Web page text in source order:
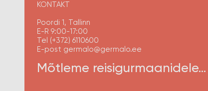
KONTAKT
Poordi 1, Tallinn
E-R 9:00-17:00
Tel (+372) 6110600
E-post germalo@germalo.ee
Mõtleme reisigurmaanidele...